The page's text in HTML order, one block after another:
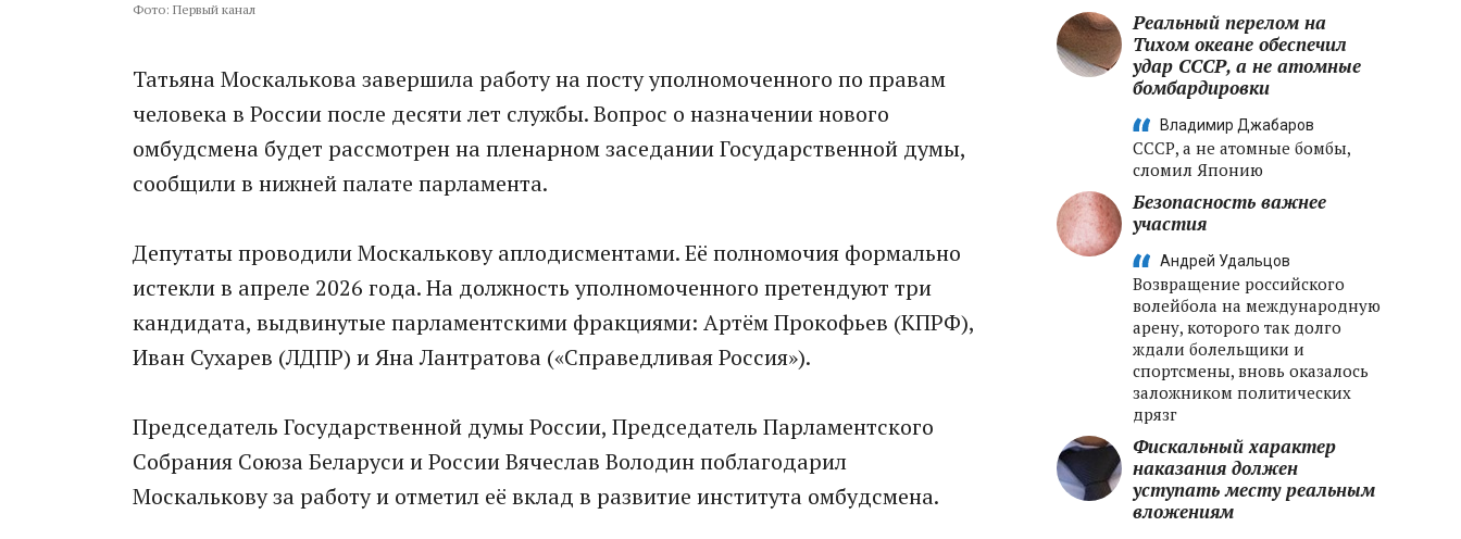
Фото: Первый канал
Татьяна Москалькова завершила работу на посту уполномоченного по правам
человека в России после десяти лет службы. Вопрос о назначении нового
омбудсмена будет рассмотрен на пленарном заседании Государственной думы,
сообщили в нижней палате парламента.
Депутаты проводили Москалькову аплодисментами. Её полномочия формально
истекли в апреле 2026 года. На должность уполномоченного претендуют три
кандидата, выдвинутые парламентскими фракциями: Артём Прокофьев (КПРФ),
Иван Сухарев (ЛДПР) и Яна Лантратова («Справедливая Россия»).
Председатель Государственной думы России, Председатель Парламентского
Собрания Союза Беларуси и России Вячеслав Володин поблагодарил
Москалькову за работу и отметил её вклад в развитие института омбудсмена.
Реальный перелом на
Тихом океане обеспечил
удар СССР, а не атомные
бомбардировки
Владимир Джабаров
СССР, а не атомные бомбы,
сломил Японию
Безопасность важнее
участия
Андрей Удальцов
Возвращение российского
волейбола на международную
арену, которого так долго
ждали болельщики и
спортсмены, вновь оказалось
заложником политических
дрязг
Фискальный характер
наказания должен
уступать месту реальным
вложениям